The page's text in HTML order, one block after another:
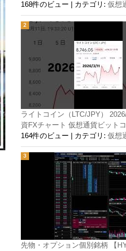
168件のビュー
カテゴリ: 仮想
ライトコイン（LTC/JPY）
資FXチャート 仮想通貨ビット
164件のビュー | カテゴリ: 仮想
先物・オプション個別銘柄 【